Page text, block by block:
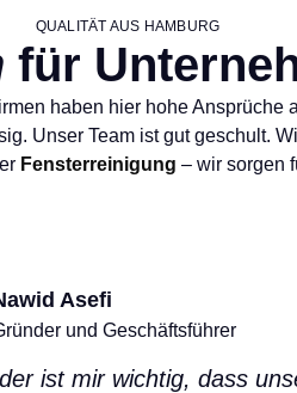
QUALITÄT AUS HAMBURG
für
haben hier hohe Ansprüche
Unser Team ist gut geschult.
Fensterreinigung – wir sorgen
Asefi
und Geschäftsführer
ist mir wichtig, dass